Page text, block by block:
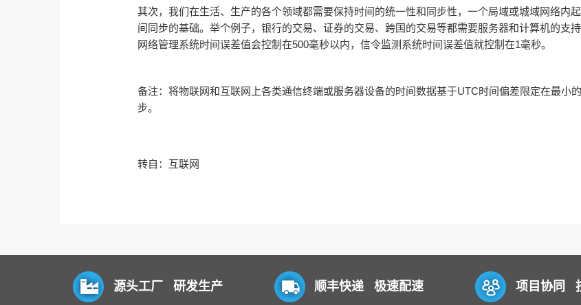
其次，我们在生活、生产的各个领域都需要保持时间的统一性和同步性，一个局域或城域网络内
间同步的基础。举个例子，银行的交易、证券的交易、跨国的交易等都需要服务器和计算机的支
网络管理系统时间误差值会控制在500毫秒以内，信令监测系统时间误差值就控制在1毫秒。
备注：将物联网和互联网上各类通信终端或服务器设备的时间数据基于UTC时间偏差限定在最小
步。
转自：互联网
源头工厂 研发生产 顺丰快递 极速配速 项目协同